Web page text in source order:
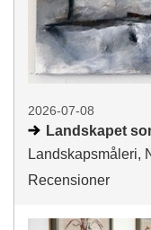
2026-07-08
Landskapet
Landskapsmåleri,
Recensioner